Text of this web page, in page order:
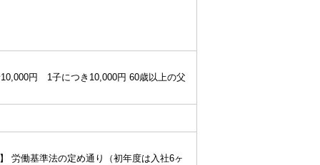
円 1子につき10,000円 60歳以上の父
労働基準法の定め通り（初年度は入社6ヶ